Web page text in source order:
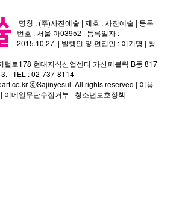
명칭 : (주)사진예술 | 제호 : 사진예술 | 등록
번호 : 서울 아03952 | 등록일자 :
2015.10.27. | 발행인 및 편집인 : 이기명 | 청
털로178 현대지식산업센터 가산퍼블릭 B동 817
| TEL : 02-737-8114 |
ⓒSajinyesul. All rights reserved | 이용
| 이메일무단수집거부 | 청소년보호정책 |